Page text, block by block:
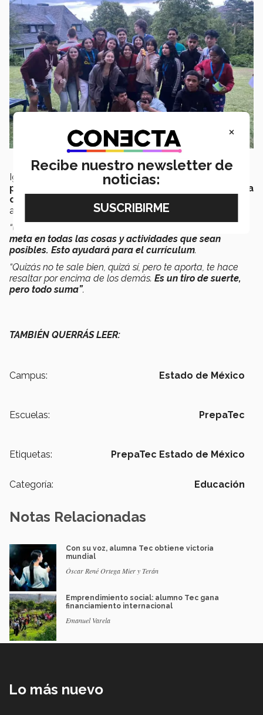
Igualmente, para
aprender a disfrutar las
posibilidades que tiene en la vida y estar abierto a
contactos con nuevas culturas y experiencias
añadió:
“Uno de los consejos que quiero dar es
meta en todas las cosas y actividades que sean
posibles. Esto ayudará para el currículum.
“Quizás no te sale bien, quizá sí, pero te aporta, te hace
resaltar por encima de los demás. Es un tiro de suerte,
pero todo suma”.
TAMBIÉN QUERRÁS LEER:
Campus: Estado de México
Escuelas: PrepaTec
Etiquetas: PrepaTec Estado de México
Categoría: Educación
Notas Relacionadas
Con su voz, alumna Tec obtiene victoria
mundial
Óscar René Ortega Mier y Terán
Emprendimiento social: alumno Tec gana
financiamiento internacional
Emanuel Varela
Lo más nuevo
×
Recibe nuestro newsletter de
noticias: